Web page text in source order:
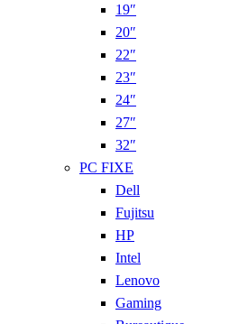
19″
20″
22″
23″
24″
27″
32″
PC FIXE
Dell
Fujitsu
HP
Intel
Lenovo
Gaming